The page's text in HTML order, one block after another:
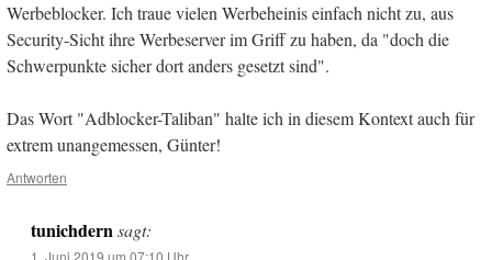
Werbeblocker. Ich traue vielen Werbeheinis einfach nicht zu, aus
Security-Sicht ihre Werbeserver im Griff zu haben, da "doch die
Schwerpunkte sicher dort anders gesetzt sind".
Das Wort "Adblocker-Taliban" halte ich in diesem Kontext auch für
extrem unangemessen, Günter!
Antworten
tunichdern sagt: